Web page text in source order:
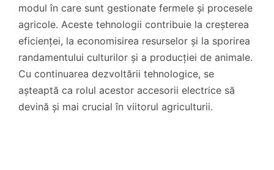
modul în care sunt gestionate fermele și procesele
agricole. Aceste tehnologii contribuie la creșterea
eficienței, la economisirea resurselor și la sporirea
randamentului culturilor și a producției de animale.
Cu continuarea dezvoltării tehnologice, se
așteaptă ca rolul acestor accesorii electrice să
devină și mai crucial în viitorul agriculturii.